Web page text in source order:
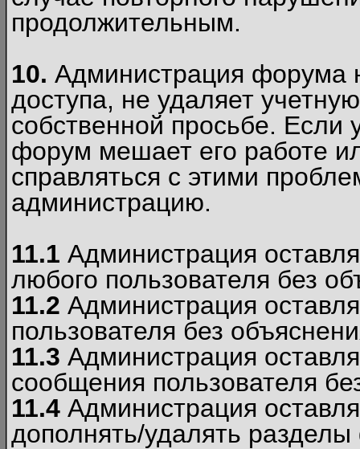
продолжительным.
10. Администрация форума
доступа, не удаляет
собственной просьбе. Если
форум мешает его работе
справляться с этими
администрацию.
11.1 Администрация
любого пользователя без
11.2 Администрация
пользователя без
11.3 Администрация
сообщения пользователя
11.4 Администрация
дополнять/удалять